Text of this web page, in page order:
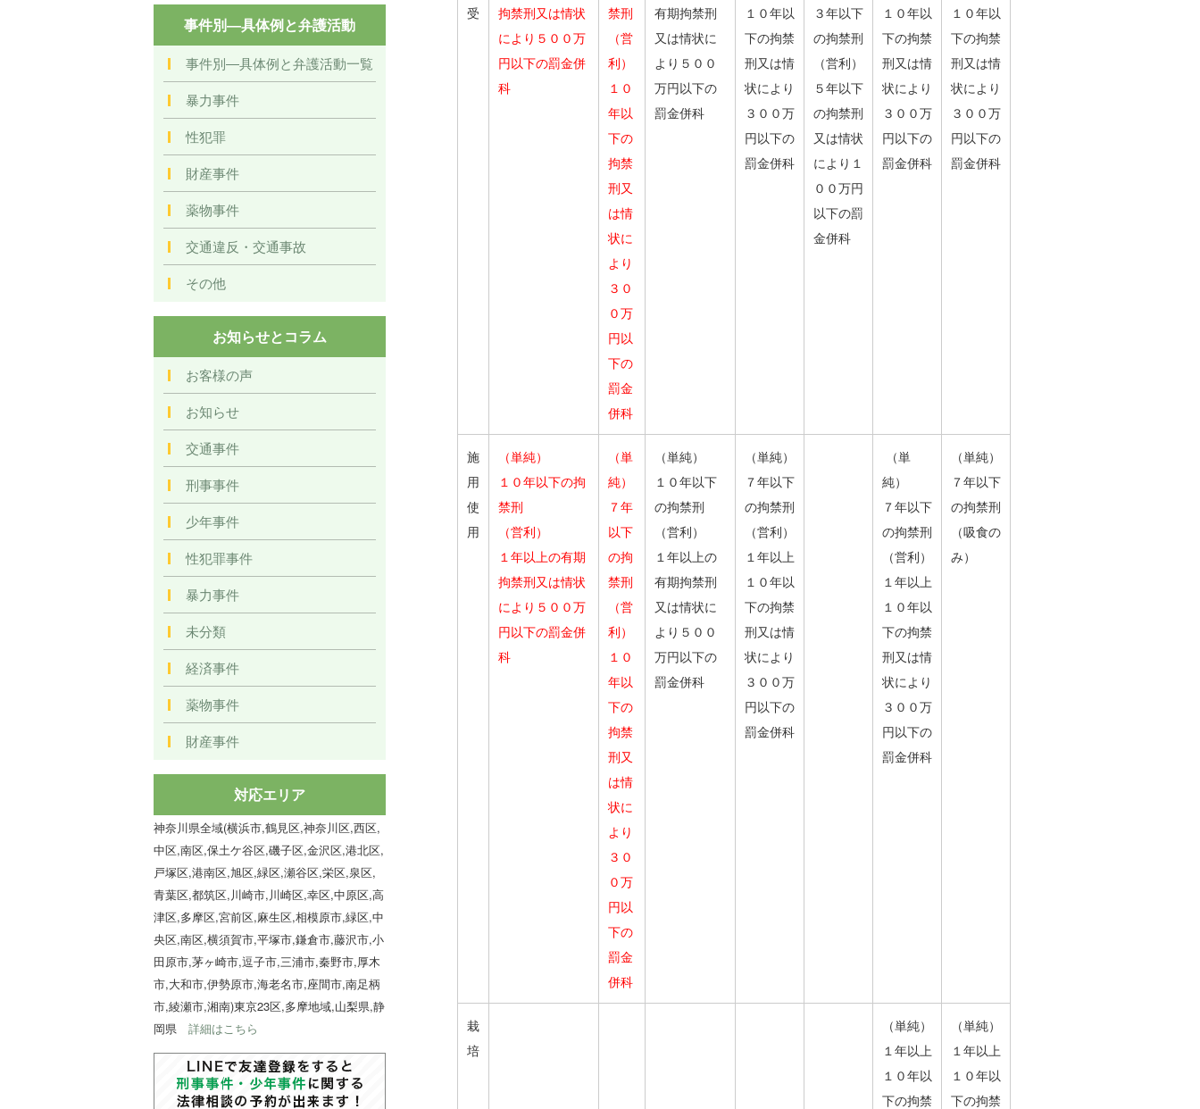
受
拘禁刑又は情状
により５００万
円以下の罰金併
科
禁刑
（営
利）
１０
年以
下の
拘禁
刑又
は情
状に
より
３０
０万
円以
下の
罰金
併科
有期拘禁刑
又は情状に
より５００
万円以下の
罰金併科
１０年以
下の拘禁
刑又は情
状により
３００万
円以下の
罰金併科
３年以下
の拘禁刑
（営利）
５年以下
の拘禁刑
又は情状
により１
００万円
以下の罰
金併科
１０年以
下の拘禁
刑又は情
状により
３００万
円以下の
罰金併科
１０年以
下の拘禁
刑又は情
状により
３００万
円以下の
罰金併科
施
用
使
用
（単純）
１０年以下の拘
禁刑
（営利）
１年以上の有期
拘禁刑又は情状
により５００万
円以下の罰金併
科
（単
純）
７年
以下
の拘
禁刑
（営
利）
１０
年以
下の
拘禁
刑又
は情
状に
より
３０
０万
円以
下の
罰金
併科
（単純）
１０年以下
の拘禁刑
（営利）
１年以上の
有期拘禁刑
又は情状に
より５００
万円以下の
罰金併科
（単純）
７年以下
の拘禁刑
（営利）
１年以上
１０年以
下の拘禁
刑又は情
状により
３００万
円以下の
罰金併科
（単
純）
７年以下
の拘禁刑
（営利）
１年以上
１０年以
下の拘禁
刑又は情
状により
３００万
円以下の
罰金併科
（単純）
７年以下
の拘禁刑
（吸食の
み）
栽
培
（単純）
１年以上
１０年以
下の拘禁
（単純）
１年以上
１０年以
下の拘禁
事件別―具体例と弁護活動
事件別―具体例と弁護活動一覧
暴力事件
性犯罪
財産事件
薬物事件
交通違反・交通事故
その他
お知らせとコラム
お客様の声
お知らせ
交通事件
刑事事件
少年事件
性犯罪事件
暴力事件
未分類
経済事件
薬物事件
財産事件
対応エリア
神奈川県全域(横浜市,鶴見区,神奈川区,西区,
中区,南区,保土ケ谷区,磯子区,金沢区,港北区,
戸塚区,港南区,旭区,緑区,瀬谷区,栄区,泉区,
青葉区,都筑区,川崎市,川崎区,幸区,中原区,高
津区,多摩区,宮前区,麻生区,相模原市,緑区,中
央区,南区,横須賀市,平塚市,鎌倉市,藤沢市,小
田原市,茅ヶ崎市,逗子市,三浦市,秦野市,厚木
市,大和市,伊勢原市,海老名市,座間市,南足柄
市,綾瀬市,湘南)東京23区,多摩地域,山梨県,静
岡県 詳細はこちら